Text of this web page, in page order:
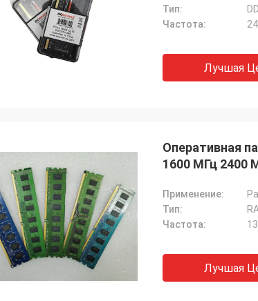
Тип:
Частота:
Лучшая
Оперативная
1600 МГц 2400
Применение:
Тип:
Частота:
Лучшая